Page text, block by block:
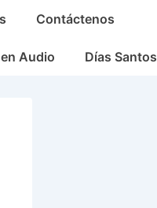
Contáctenos
Audio Días Santos